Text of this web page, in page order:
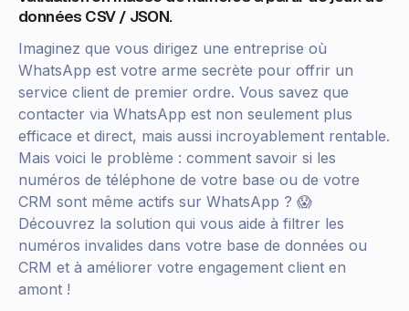
données CSV / JSON.
Imaginez que vous dirigez une entreprise où
WhatsApp est votre arme secrète pour offrir un
service client de premier ordre. Vous savez que
contacter via WhatsApp est non seulement plus
efficace et direct, mais aussi incroyablement rentable.
Mais voici le problème : comment savoir si les
numéros de téléphone de votre base ou de votre
CRM sont même actifs sur WhatsApp ? 😱
Découvrez la solution qui vous aide à filtrer les
numéros invalides dans votre base de données ou
CRM et à améliorer votre engagement client en
amont !